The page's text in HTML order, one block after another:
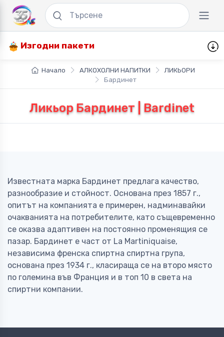
Изгодни пакети
Начало АЛКОХОЛНИ НАПИТКИ
ЛИКЬОРИ
Бардинет
Ликьор Бардинет | Bardinet
Известната марка Бардинет предлага качество,
разнообразие и стойност. Основана през 1857 г.,
опитът на компанията е примерен, надминавайки
очакванията на потребителите, като същевременно
се оказва адаптивен на постоянно променящия се
пазар. Бардинет е част от La Martiniquaise,
независима френска спиртна спиртна група,
основана през 1934 г., класираща се на второ място
по големина във Франция и в топ 10 в света на
спиртни компании.